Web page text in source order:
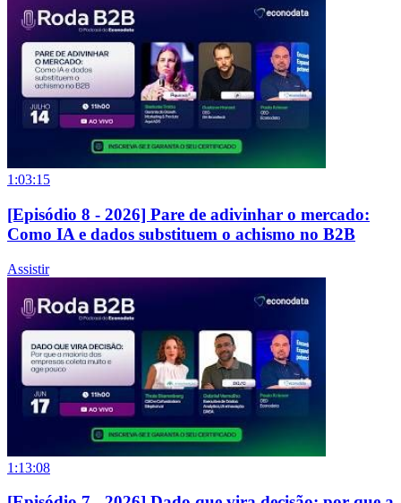
1:03:15
[Episódio 8 - 2026] Pare de adivinhar o mercado:
Como IA e dados substituem o achismo no B2B
Assistir
1:13:08